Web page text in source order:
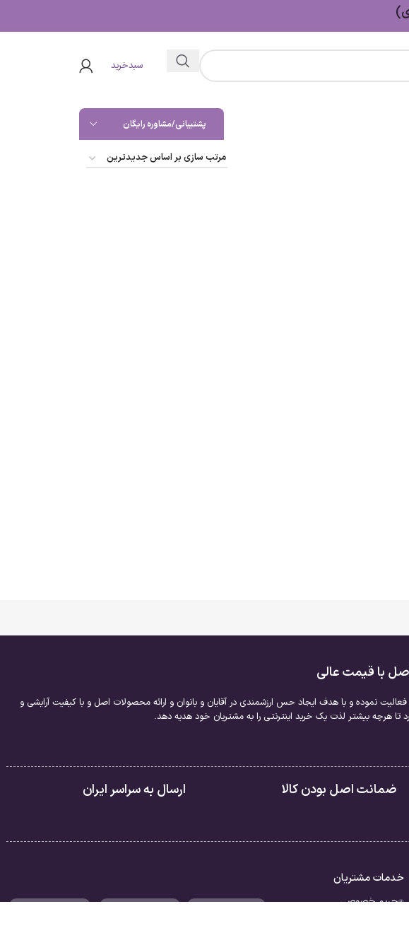
سبدخرید
پشتیبانی/مشاوره رایگان
با قیمت عالی
نموده و با هدف ایجاد حس ارزشمندی در آقایان و بانوان و ارائه محصولات اصل و با کیفیت آرایشی و
هرچه بیشتر لذت یک خرید اینترنتی را به مشتریان خود هدیه دهد.
ضمانت اصل بودن کالا ارسال به سراسر ایران
خدمات مشتریان
حریم خصوصی